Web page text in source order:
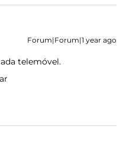
Forum|Forum|1 year ago
telemóvel.